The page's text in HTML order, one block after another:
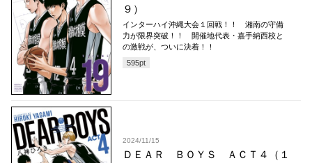
９）
インターハイ沖縄大会１回戦！！ 湘南の守備
力が限界突破！！ 開催地代表・嘉手納西校と
の激戦が、ついに決着！！
595pt
2024/11/15
ＤＥＡＲ ＢＯＹＳ ＡＣＴ４（１